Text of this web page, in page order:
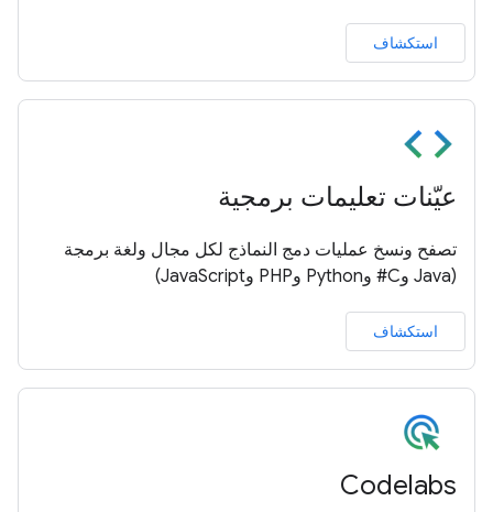
استكشاف
عيّنات تعليمات برمجية
تصفح ونسخ عمليات دمج النماذج لكل مجال ولغة برمجة
(Java وC# وPython وPHP وJavaScript)
استكشاف
Codelabs